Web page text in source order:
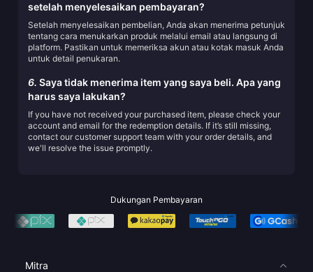
setelah menyelesaikan pembayaran?
Setelah menyelesaikan pembelian, Anda akan menerima petunjuk
tentang cara menukarkan produk melalui email atau langsung di
platform. Pastikan untuk memeriksa akun atau kotak masuk Anda
untuk detail penukaran.
6. Saya tidak menerima item yang saya beli. Apa yang
harus saya lakukan?
If you have not received your purchased item, please check your
account and email for the redemption details. If it’s still missing,
contact our customer support team with your order details, and
we'll resolve the issue promptly.
Dukungan Pembayaran
Mitra